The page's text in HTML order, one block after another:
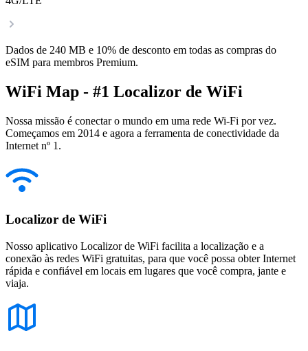
Dados de 240 MB e 10% de desconto em todas as compras do
eSIM para membros Premium.
WiFi Map - #1 Localizor de WiFi
Nossa missão é conectar o mundo em uma rede Wi-Fi por vez.
Começamos em 2014 e agora a ferramenta de conectividade da
Internet nº 1.
Localizor de WiFi
Nosso aplicativo Localizor de WiFi facilita a localização e a
conexão às redes WiFi gratuitas, para que você possa obter Internet
rápida e confiável em locais em lugares que você compra, jante e
viaja.